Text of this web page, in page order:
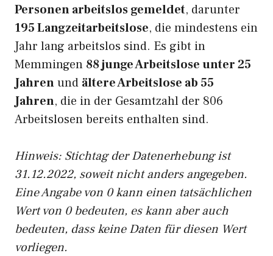
Personen arbeitslos gemeldet, darunter
195 Langzeitarbeitslose, die mindestens ein
Jahr lang arbeitslos sind. Es gibt in
Memmingen 88 junge Arbeitslose unter 25
Jahrenund ältere Arbeitslose ab 55
Jahren, die in der Gesamtzahl der 806
Arbeitslosen bereits enthalten sind.
Hinweis: Stichtag der Datenerhebung ist
31.12.2022, soweit nicht anders angegeben.
Eine Angabe von 0 kann einen tatsächlichen
Wert von 0 bedeuten, es kann aber auch
bedeuten, dass keine Daten für diesen Wert
vorliegen.